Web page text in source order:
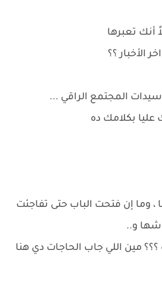
أنك تعبرها
الأخبار ؟؟
المجتمع الراقي ...
بكلامك ده
، وما إن فتحت الباب حتى تفاجئت
و..
؟؟؟ مين اللي جاب الحاجات دي هنا